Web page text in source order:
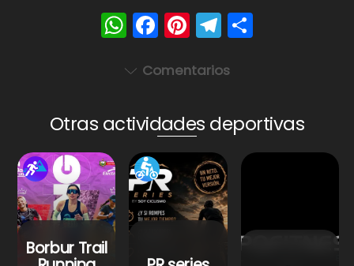
W
h
a
A
p
p
F
a
c
b
o
o
k
Pi
nt
er
st
T
el
e
a
m
Comentarios
Otras actividades deportivas
Borbur Trail